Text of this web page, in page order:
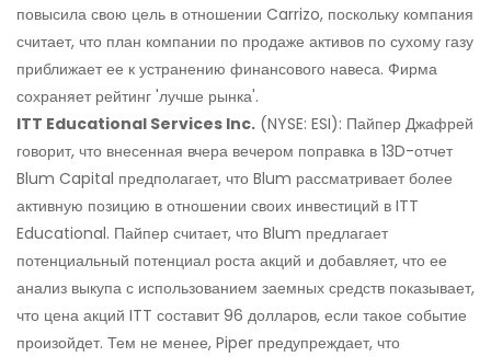
повысила свою цель в отношении Carrizo, поскольку компания
считает, что план компании по продаже активов по сухому газу
приближает ее к устранению финансового навеса. Фирма
сохраняет рейтинг 'лучше рынка'.
ITT Educational Services Inc. (NYSE: ESI): Пайпер Джафрей
говорит, что внесенная вчера вечером поправка в 13D-отчет
Blum Capital предполагает, что Blum рассматривает более
активную позицию в отношении своих инвестиций в ITT
Educational. Пайпер считает, что Blum предлагает
потенциальный потенциал роста акций и добавляет, что ее
анализ выкупа с использованием заемных средств показывает,
что цена акций ITT составит 96 долларов, если такое событие
произойдет. Тем не менее, Piper предупреждает, что